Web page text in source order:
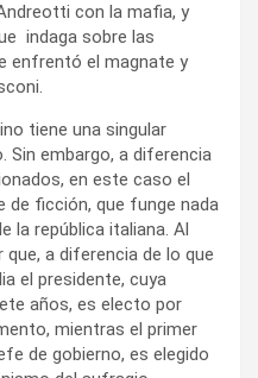
con la mafia, y
indaga sobre las
enfrentó el magnate y
tiene una singular
Sin embargo, a diferencia
en este caso el
de ficción, que funge nada
la república italiana. Al
a diferencia de lo que
el presidente, cuya
años, es electo por
mientras el primer
de gobierno, es elegido